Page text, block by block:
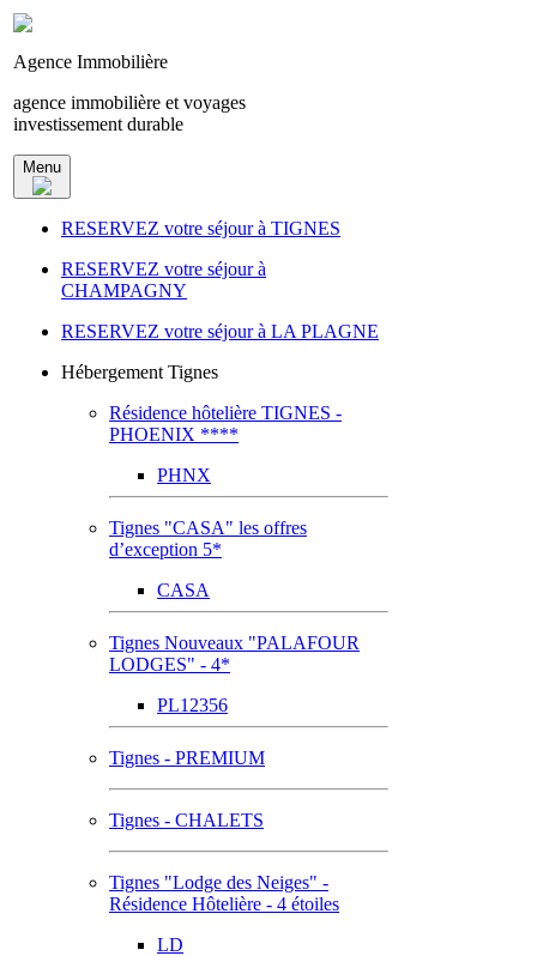
Agence Immobilière
agence immobilière et voyages
investissement durable
Menu
RESERVEZ votre séjour à TIGNES
RESERVEZ votre séjour à
CHAMPAGNY
RESERVEZ votre séjour à LA PLAGNE
Hébergement Tignes
Résidence hôtelière TIGNES -
PHOENIX ****
PHNX
Tignes "CASA" les offres
d’exception 5*
CASA
Tignes Nouveaux "PALAFOUR
LODGES" - 4*
PL12356
Tignes - PREMIUM
Tignes - CHALETS
Tignes "Lodge des Neiges" -
Résidence Hôtelière - 4 étoiles
LD